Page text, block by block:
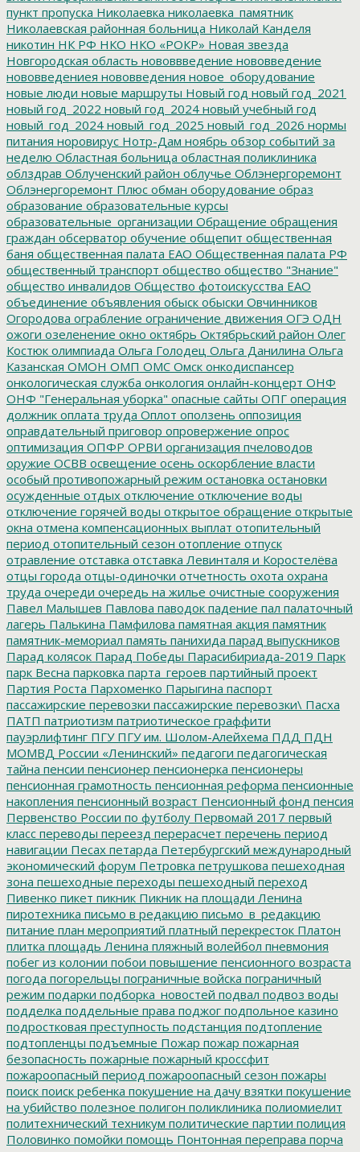
пункт пропуска Николаевка николаевка_памятник
Николаевская районная больница Николай Канделя
никотин НК РФ НКО НКО «РОКР» Новая звезда
Новгородская область нововвведение нововведение
нововведениея нововведения новое_оборудование
новые люди новые маршруты Новый год новый год_2021
новый год_2022 новый год_2024 новый учебный год
новый_год_2024 новый_год_2025 новый_год_2026 нормы
питания норовирус Нотр-Дам ноябрь обзор событий за
неделю Областная больница областная поликлиника
облздрав Облученский район облучье Облэнергоремонт
Облэнергоремонт Плюс обман оборудование образ
образование образовательные курсы
образовательные_организации Обращение обращения
граждан обсерватор обучение общепит общественная
баня общественная палата ЕАО Общественная палата РФ
общественный транспорт общество общество "Знание"
общество инвалидов Общество фотоискусства ЕАО
объединение объявления обыск обыски Овчинников
Огородова ограбление ограничение движения ОГЭ ОДН
ожоги озеленение окно октябрь Октябрьский район Олег
Костюк олимпиада Ольга Голодец Ольга Данилина Ольга
Казанская ОМОН ОМП ОМС Омск онкодиспансер
онкологическая служба онкология онлайн-концерт ОНФ
ОНФ "Генеральная уборка" опасные сайты ОПГ операция
должник оплата труда Оплот оползень оппозиция
оправдательный приговор опровержение опрос
оптимизация ОПФР ОРВИ организация пчеловодов
оружие ОСВВ освещение осень оскорбление власти
особый противопожарный режим остановка остановки
осужденные отдых отключение отключение воды
отключение горячей воды открытое обращение открытые
окна отмена компенсационных выплат отопительный
период отопительный сезон отопление отпуск
отравление отставка отставка Левинталя и Коростелёва
отцы города отцы-одиночки отчетность охота охрана
труда очереди очередь на жилье очистные сооружения
Павел Малышев Павлова паводок падение пал палаточный
лагерь Палькина Памфилова памятная акция памятник
памятник-мемориал память панихида парад выпускников
Парад колясок Парад Победы Парасибириада-2019 Парк
парк Весна парковка парта_героев партийный проект
Партия Роста Пархоменко Парыгина паспорт
пассажирские перевозки пассажирские перевозки\ Пасха
ПАТП патриотизм патриотическое граффити
пауэрлифтинг ПГУПГУ им. Шолом-Алейхема ПДД ПДН
МОМВД России «Ленинский» педагоги педагогическая
тайна пенсии пенсионер пенсионерка пенсионеры
пенсионная грамотность пенсионная реформа пенсионные
накопления пенсионный возраст Пенсионный фонд пенсия
Первенство России по футболу Первомай 2017 первый
класс переводы переезд перерасчет перечень период
навигации Песах петарда Петербургский международный
экономический форум Петровка петрушкова пешеходная
зона пешеходные переходы пешеходный переход
Пивенко пикет пикник Пикник на площади Ленина
пиротехника письмо в редакцию письмо_в_редакцию
питание план мероприятий платный перекресток Платон
плитка площадь Ленина пляжный волейбол пневмония
побег из колонии побои повышение пенсионного возраста
погода погорельцы пограничные войска пограничный
режим подарки подборка_новостей подвал подвоз воды
подделка поддельные права поджог подпольное казино
подростковая преступность подстанция подтопление
подтопленцы подъемные Пожар пожар пожарная
безопасность пожарные пожарный кроссфит
пожароопасный период пожароопасный сезон пожары
поиск поиск ребенка покушение на дачу взятки покушение
на убийство полезное полигон поликлиника полиомиелит
политехнический техникум политические партии полиция
Половинко помойки помощь Понтонная переправа порча